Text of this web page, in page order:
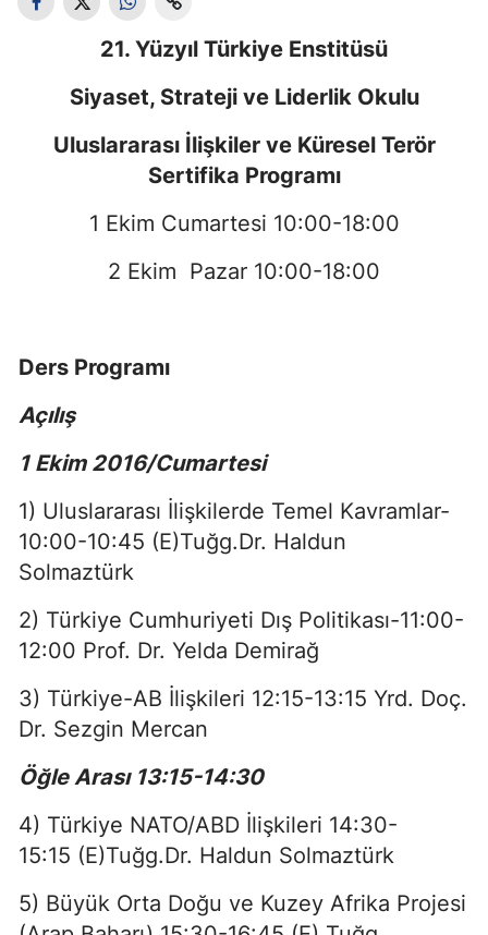
21. Yüzyıl Türkiye Enstitüsü
Siyaset, Strateji ve Liderlik Okulu
Uluslararası İlişkiler ve Küresel Terör
Sertifika Programı
1 Ekim Cumartesi 10:00-18:00
2 Ekim Pazar 10:00-18:00
Ders Programı
Açılış
1 Ekim 2016/Cumartesi
1) Uluslararası İlişkilerde Temel Kavramlar-
10:00-10:45 (E)Tuğg.Dr. Haldun
Solmaztürk
2) Türkiye Cumhuriyeti Dış Politikası-11:00-
12:00 Prof. Dr. Yelda Demirağ
3) Türkiye-AB İlişkileri 12:15-13:15 Yrd. Doç.
Dr. Sezgin Mercan
Öğle Arası 13:15-14:30
4) Türkiye NATO/ABD İlişkileri 14:30-
15:15 (E)Tuğg.Dr. Haldun Solmaztürk
5) Büyük Orta Doğu ve Kuzey Afrika Projesi